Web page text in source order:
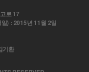
로 17
) : 2015년 11월 2일
기환